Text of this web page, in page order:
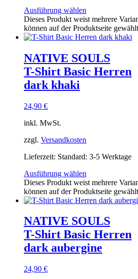
Ausführung wählen
Dieses Produkt weist mehrere
können auf der Produktseite
NATIVE SOULS
T-Shirt Basic Herren
dark khaki
24,90 €
inkl. MwSt.
zzgl. Versandkosten
Lieferzeit: Standard: 3-5 Werktage
Ausführung wählen
Dieses Produkt weist mehrere
können auf der Produktseite
NATIVE SOULS
T-Shirt Basic Herren
dark aubergine
24,90 €